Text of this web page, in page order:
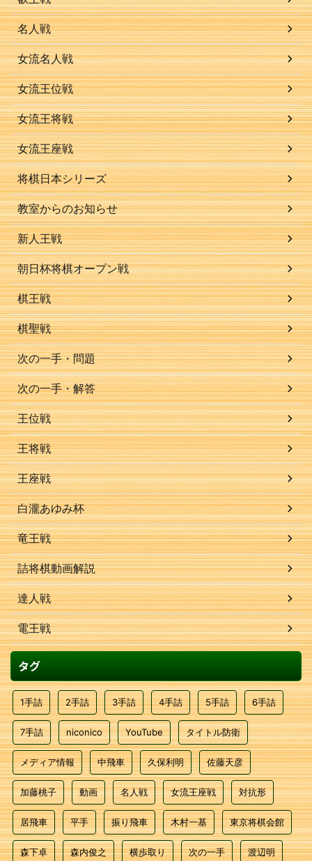
名人戦
女流名人戦
女流王位戦
女流王将戦
女流王座戦
将棋日本シリーズ
教室からのお知らせ
新人王戦
朝日杯将棋オープン戦
棋王戦
棋聖戦
次の一手・問題
次の一手・解答
王位戦
王将戦
王座戦
白瀧あゆみ杯
竜王戦
詰将棋動画解説
達人戦
電王戦
タグ
1手詰 2手詰 3手詰 4手詰 5手詰 6手詰
7手詰 niconico YouTube タイトル防衛
メディア情報 中飛車 久保利明 佐藤天彦
加藤桃子 動画 名人戦 女流王座戦 対抗形
居飛車 平手 振り飛車 木村一基 東京将棋会館
森下卓 森内俊之 横歩取り 次の一手 渡辺明